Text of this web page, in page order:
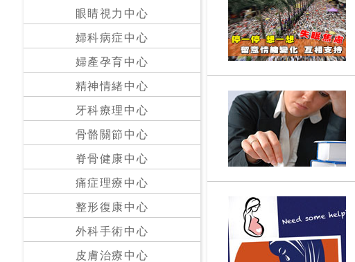
小
診
室
公
眼睛視力中心
婦科病症中心
婦產孕育中心
精神情緒中心
牙科療理中心
骨骼關節中心
脊骨健康中心
痛症理療中心
整形復康中心
外科手術中心
皮膚治療中心